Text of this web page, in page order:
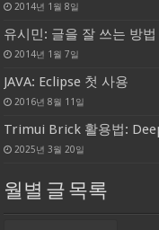
2014년 1월 8일
유시민: 글을 잘 쓰는 방법
2014년 1월 7일
JAVA: Eclipse 첫 사용
2016년 8월 11일
Trimui Brick 활용법:
2025년 3월 20일
월별 글 목록